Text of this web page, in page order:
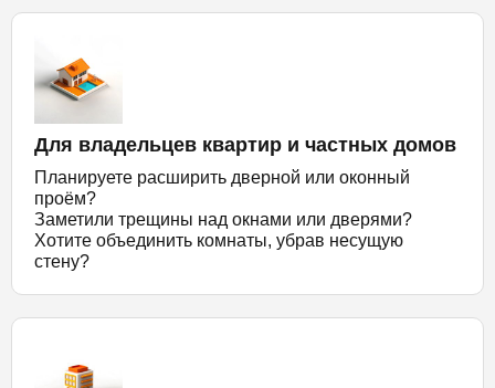
Для владельцев квартир и частных домов
Планируете расширить дверной или оконный
проём?
Заметили трещины над окнами или дверями?
Хотите объединить комнаты, убрав несущую
стену?